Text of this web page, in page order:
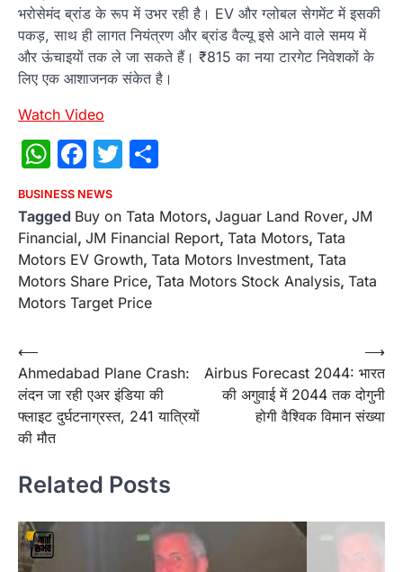
भरोसेमंद ब्रांड के रूप में उभर रही है। EV और ग्लोबल सेगमेंट में इसकी
पकड़, साथ ही लागत नियंत्रण और ब्रांड वैल्यू इसे आने वाले समय में
और ऊंचाइयों तक ले जा सकते हैं। ₹815 का नया टारगेट निवेशकों के
लिए एक आशाजनक संकेत है।
Watch Video
WhatsApp
Facebook
Twitter
BUSINESS NEWS
Tagged Buy on Tata Motors, Jaguar Land Rover, JM
Financial, JM Financial Report, Tata Motors, Tata
Motors EV Growth, Tata Motors Investment, Tata
Motors Share Price, Tata Motors Stock Analysis, Tata
Motors Target Price
Post
navigation
⟵
Ahmedabad Plane Crash:
लंदन जा रही एअर इंडिया की
फ्लाइट दुर्घटनाग्रस्त, 241 यात्रियों
की मौत
Airbus Forecast 2044: भारत
की अगुवाई में 2044 तक दोगुनी
होगी वैश्विक विमान संख्या
⟶
Related Posts